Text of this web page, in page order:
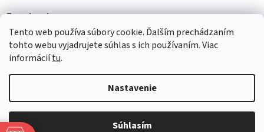
Tento web používa súbory cookie. Ďalším prechádzaním
tohto webu vyjadrujete súhlas s ich používaním. Viac
informáciítu.
Nastavenie
Súhlasím
Facebook
Vytvoril Shoptet
Copyright 2026Mlsné labky. Všetky práva vyhradené.Upraviť
nastavenie cookies